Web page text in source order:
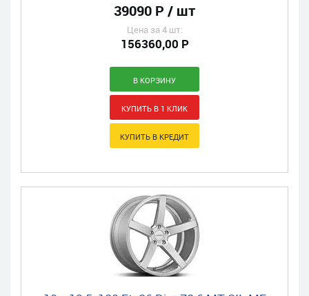
39090 Р / шт
Цена за 4 шт:
156360,00 Р